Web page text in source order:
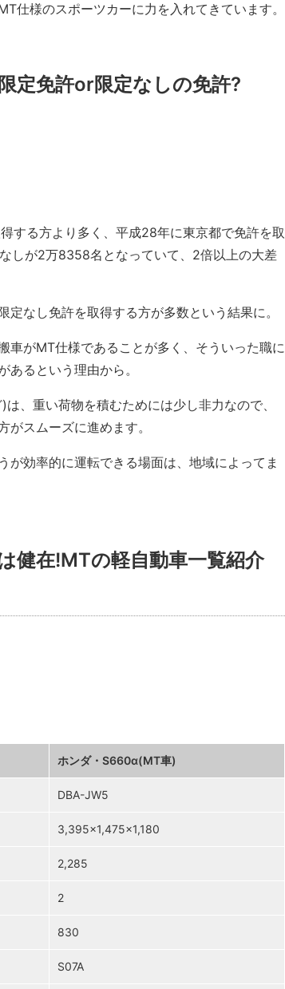
仕様のスポーツカーに力を入れてきています。
定免許or限定なしの免許?
する方より多く、平成28年に東京都で免許を取
しが2万8358名となっていて、2倍以上の大差
なし免許を取得する方が多数という結果に。
車がMT仕様であることが多く、そういった職に
るという理由から。
、重い荷物を積むためには少し非力なので、
スムーズに進めます。
が効率的に運転できる場面は、地域によってま
健在!MTの軽自動車一覧紹介
ホンダ・S660α(MT車)
DBA-JW5
3,395×1,475×1,180
2,285
2
830
S07A